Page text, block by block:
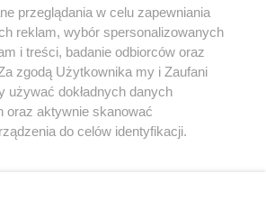
Instagram Youtube
przeglądania w celu zapewniania
reklam, wybór spersonalizowanych
i treści, badanie odbiorców oraz
zgodą Użytkownika my i Zaufani
używać dokładnych danych
oraz aktywnie skanować
do celów identyfikacji.